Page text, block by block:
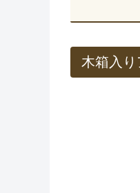
木箱入